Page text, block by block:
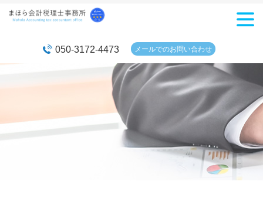
050-3172-4473 メールでのお問い合わせ